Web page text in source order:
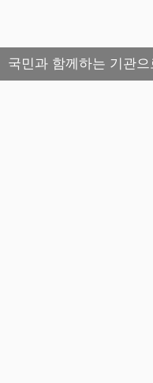
국민과 함께하는 기관